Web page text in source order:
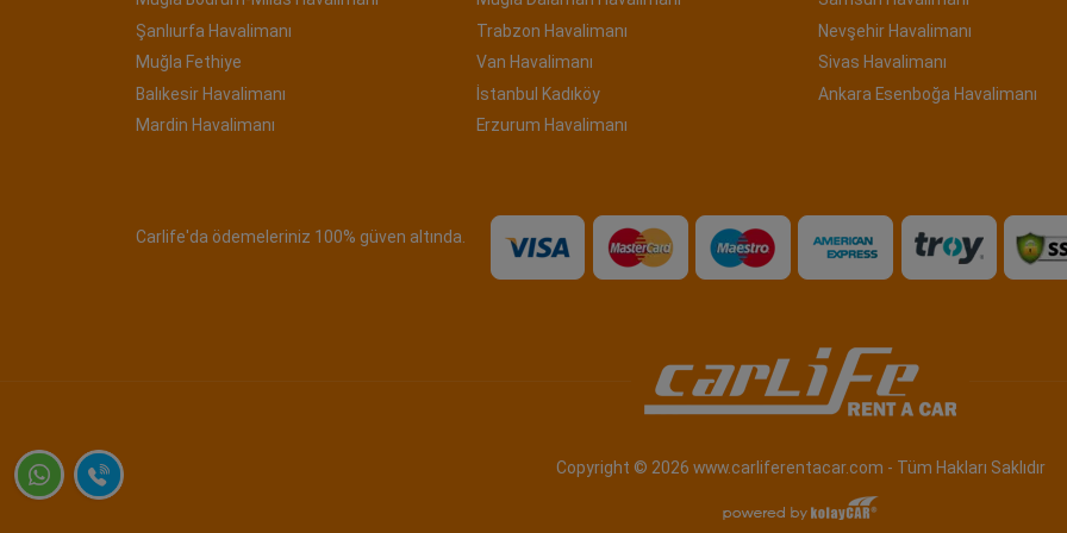
Şanlıurfa Havalimanı
Muğla Fethiye
Balıkesir Havalimanı
Mardin Havalimanı
Trabzon Havalimanı
Van Havalimanı
İstanbul Kadıköy
Erzurum Havalimanı
Nevşehir Havalimanı
Sivas Havalimanı
Ankara Esenboğa Havalimanı
Carlife'da ödemeleriniz 100% güven altında.
Copyright © 2026 www.carliferentacar.com - Tüm Hakları Saklıdır